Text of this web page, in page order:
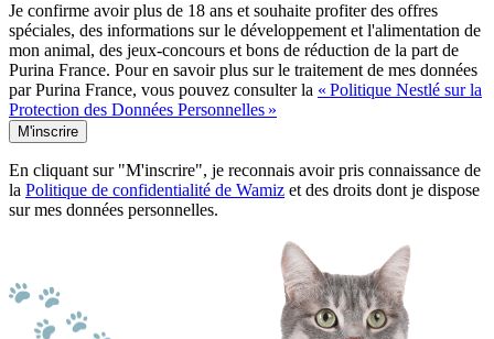
Je confirme avoir plus de 18 ans et souhaite profiter des offres
spéciales, des informations sur le développement et l'alimentation de
mon animal, des jeux-concours et bons de réduction de la part de
Purina France. Pour en savoir plus sur le traitement de mes données
par Purina France, vous pouvez consulter la « Politique Nestlé sur la
Protection des Données Personnelles »
M'inscrire
En cliquant sur "M'inscrire", je reconnais avoir pris connaissance de
la Politique de confidentialité de Wamiz et des droits dont je dispose
sur mes données personnelles.